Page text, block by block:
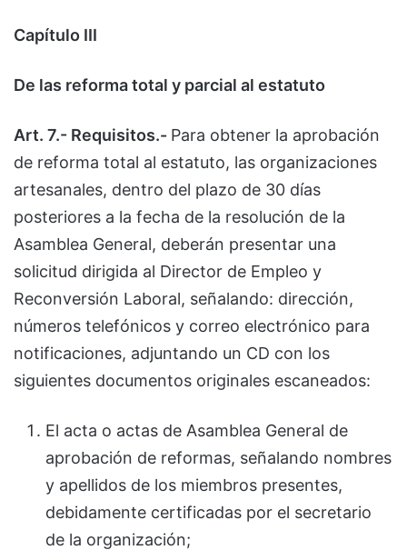
Capítulo III
De las reforma total y parcial al estatuto
Art. 7.- Requisitos.- Para obtener la aprobación
de reforma total al estatuto, las organizaciones
artesanales, dentro del plazo de 30 días
posteriores a la fecha de la resolución de la
Asamblea General, deberán presentar una
solicitud dirigida al Director de Empleo y
Reconversión Laboral, señalando: dirección,
números telefónicos y correo electrónico para
notificaciones, adjuntando un CD con los
siguientes documentos originales escaneados:
El acta o actas de Asamblea General de
aprobación de reformas, señalando nombres
y apellidos de los miembros presentes,
debidamente certificadas por el secretario
de la organización;